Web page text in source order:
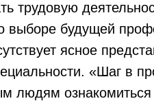
трудовую
выборе будущей
ясное
«Шаг в
людям